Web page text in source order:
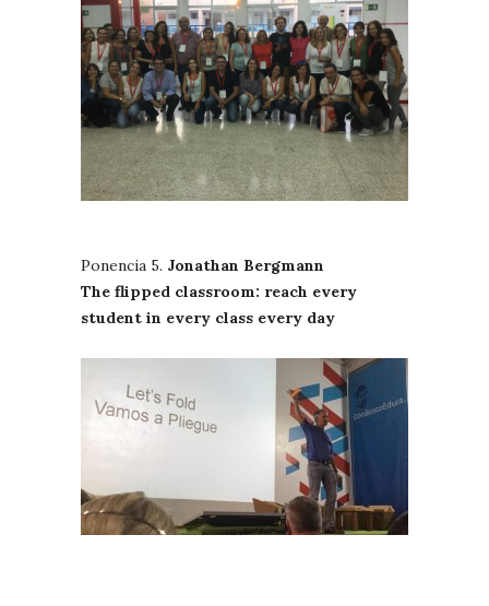
Ponencia 5. Jonathan Bergmann
The flipped classroom: reach every
student in every class every day